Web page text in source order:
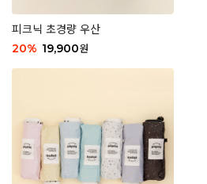
피크닉 초경량 우산
20% 19,900원